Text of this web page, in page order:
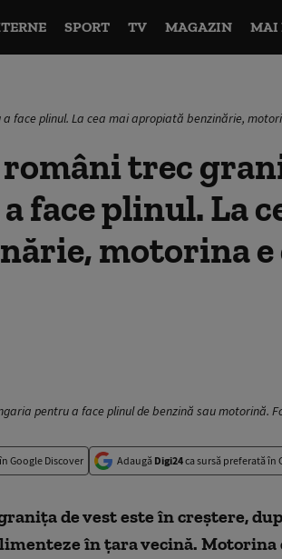
SPORT TV MAGAZIN MAI
face plinul. La cea mai apropiată benzinărie,
trec
face plinul. La
motorina e
pentru a face plinul de benzină sau motorină.
în Google Discover Adaugă Digi24ca sursă preferată în
de vest este în creștere,
în țara vecină. Motorina